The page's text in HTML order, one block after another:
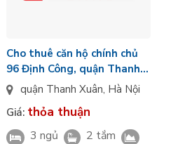
Cho thuê căn hộ chính chủ
96 Định Công, quận Thanh
Xuân, Hà Nội
quận Thanh Xuân, Hà Nội
Giá: thỏa thuận
3 ngủ
2 tắm